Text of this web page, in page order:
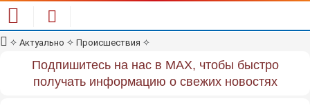
✧ Актуально ✧ Происшествия ✧
Подпишитесь на нас в MAX, чтобы быстро
получать информацию о свежих новостях